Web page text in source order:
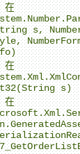
s,
s)